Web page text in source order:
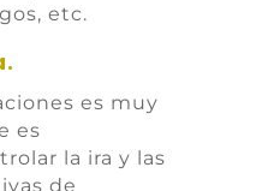
etc.
es muy
es
la ira y las
de